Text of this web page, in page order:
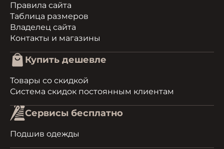
Правила сайта
Таблица размеров
Владелец сайта
Контакты и магазины
Купить дешевле
Товары со скидкой
Система скидок постоянным клиентам
Сервисы бесплатно
Подшив одежды